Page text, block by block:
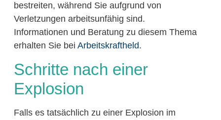
bestreiten, während Sie aufgrund von
Verletzungen arbeitsunfähig sind.
Informationen und Beratung zu diesem Thema
erhalten Sie bei Arbeitskraftheld.
Schritte nach einer
Explosion
Falls es tatsächlich zu einer Explosion im